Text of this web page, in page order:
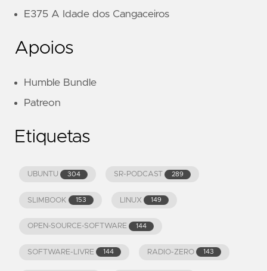
E375 A Idade dos Cangaceiros
Apoios
Humble Bundle
Patreon
Etiquetas
UBUNTU 304 SR-PODCAST 289
SLIMBOOK 153 LINUX 149
OPEN-SOURCE-SOFTWARE 144
SOFTWARE-LIVRE 144 RADIO-ZERO 143